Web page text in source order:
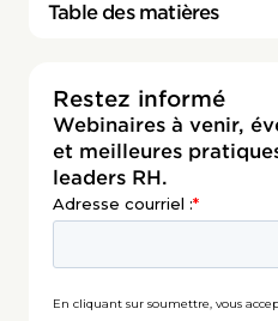
Table des matières
Restez informé
Webinaires à venir,
et meilleures
leaders RH.